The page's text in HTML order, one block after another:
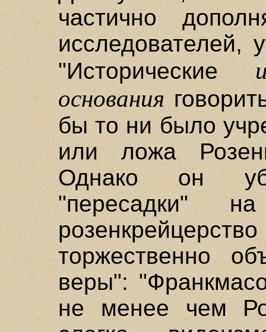
частично
исследователей,
"Исторические
основания
бы то ни было
или ложа
Однако он
"пересадки"
торжественно
веры":
не менее чем